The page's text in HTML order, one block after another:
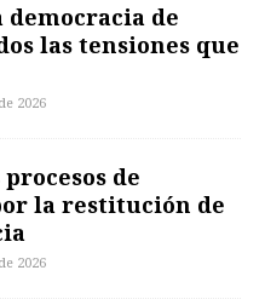
democracia de
las tensiones que
2026
de
la restitución de
2026